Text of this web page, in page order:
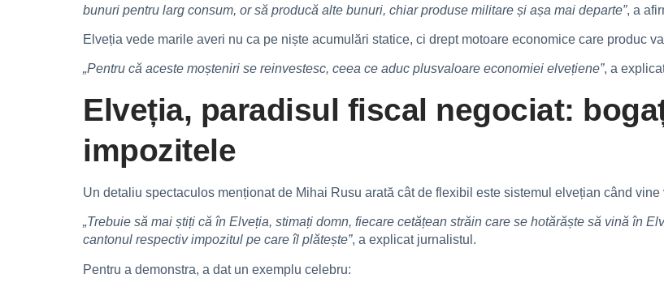
bunuri pentru larg consum, or să producă alte bunuri, chiar produse militare și așa mai departe”, a
Elveția vede marile averi nu ca pe niște acumulări statice, ci drept motoare economice care produc
„Pentru că aceste moșteniri se reinvestesc, ceea ce aduc plusvaloare economiei elvețiene”, a
Elveția, paradisul fiscal negociat:
impozitele
Un detaliu spectaculos menționat de Mihai Rusu arată cât de flexibil este sistemul elvețian când
„Trebuie să mai știți că în Elveția, stimați domn, fiecare cetățean străin care se hotărăște să vină în
cantonul respectiv impozitul pe care îl plătește”, a explicat jurnalistul.
Pentru a demonstra, a dat un exemplu celebru: